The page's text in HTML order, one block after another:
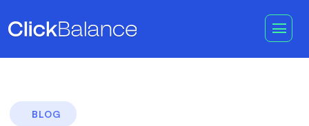
BLOG